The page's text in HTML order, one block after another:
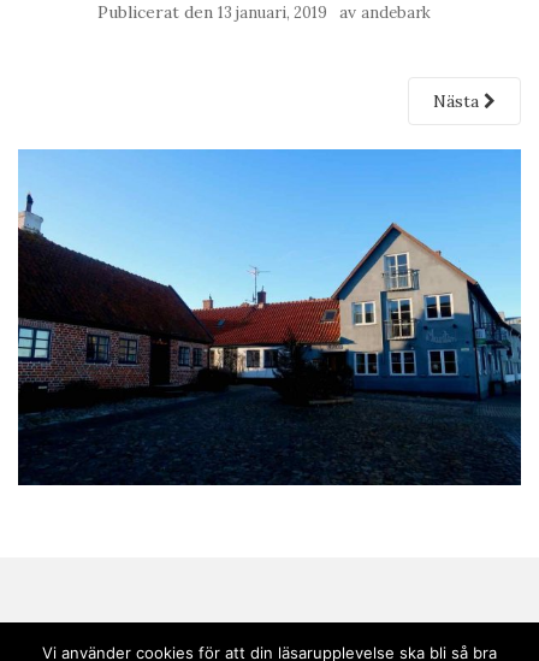
Publicerat den 13 januari, 2019 av andebark
Nästa
Vi använder cookies för att din läsarupplevelse ska bli så bra